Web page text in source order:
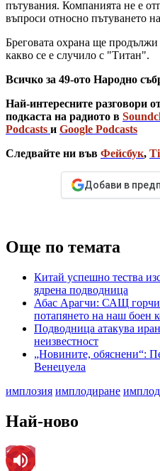
пътувания. Компанията не е
въпроси относно пътуването
Бреговата охрана ще продължи
какво се е случило с "Титан".
Всичко за 49-ото Народно
Най-интересните разговори
подкаста на радиото в
Podcasts и Google Podcasts
Следвайте ни във Фейсбук,
Добави в
Още по темата
Китай успешно тества
ядрена подводница
Абас Арагчи: САЩ
потапянето на наш боен
Подводница атакува
неизвестност
„Новините, обяснени“:
Венецуела
имплозия имплодиране
Най-ново